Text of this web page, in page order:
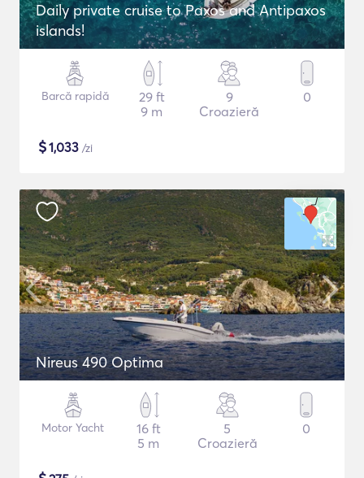
Daily private cruise to Paxos and Antipaxos
islands!
Barcă rapidă
29 ft
9 m
9
Croazieră
0
$1,033 /zi
Nireus 490 Optima
Motor Yacht
16 ft
5 m
5
Croazieră
0